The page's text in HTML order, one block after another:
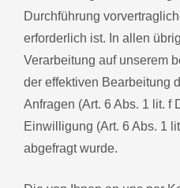
Durchführung
erforderlich ist. In allen
Verarbeitung auf unserem
der effektiven Bearbeitung
Anfragen (Art. 6 Abs. 1 lit. f
Einwilligung (Art. 6 Abs. 1
abgefragt wurde.